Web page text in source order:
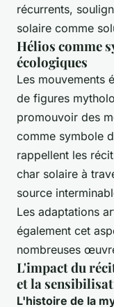
récurrents,
solaire comme
Hélios comme
écologiques
Les mouvements
de figures
promouvoir des
comme symbole
rappellent les
char solaire à
source
Les adaptations
également cet
nombreuses
L'impact du
et la
L'histoire de la